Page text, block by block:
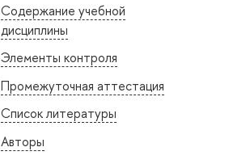
Содержание учебной
дисциплины
Элементы контроля
Промежуточная аттестация
Список литературы
Авторы